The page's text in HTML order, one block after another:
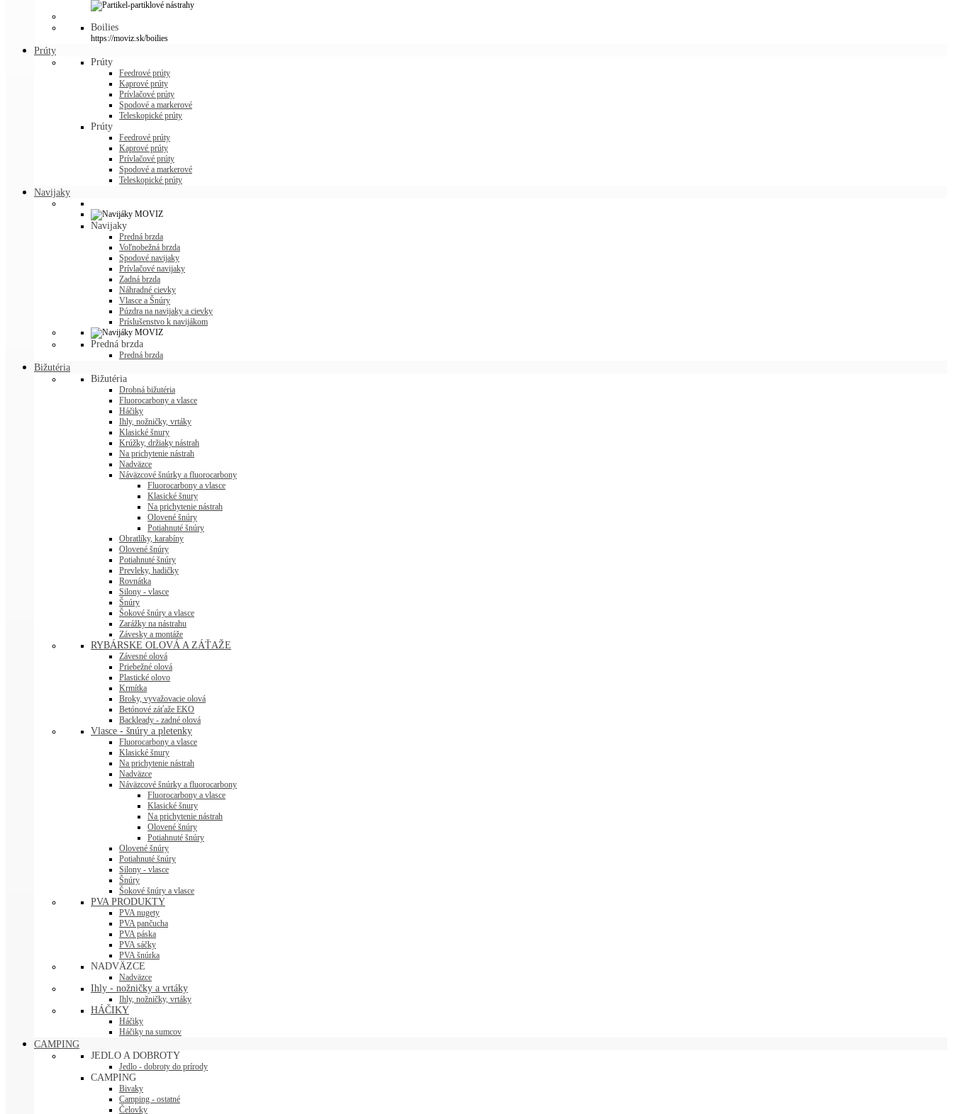
Boilies
https://moviz.sk/boilies
Prúty
Prúty
Feedrové prúty
Kaprové prúty
Prívlačové prúty
Spodové a markerové
Teleskopické prúty
Prúty
Feedrové prúty
Kaprové prúty
Prívlačové prúty
Spodové a markerové
Teleskopické prúty
Navijaky
Navijaky
Predná brzda
Voľnobežná brzda
Spodové navijaky
Prívlačové navijaky
Zadná brzda
Náhradné cievky
Vlasce a Šnúry
Púzdra na navijaky a cievky
Príslušenstvo k navijákom
Predná brzda
Predná brzda
Bižutéria
Bižutéria
Drobná bižutéria
Fluorocarbony a vlasce
Háčiky
Ihly, nožničky, vrtáky
Klasické šnury
Krúžky, držiaky nástrah
Na prichytenie nástrah
Nadväzce
Náväzcové šnúrky a fluorocarbony
Fluorocarbony a vlasce
Klasické šnury
Na prichytenie nástrah
Olovené šnúry
Potiahnuté šnúry
Obratlíky, karabíny
Olovené šnúry
Potiahnuté šnúry
Prevleky, hadičky
Rovnátka
Silony - vlasce
Šnúry
Šokové šnúry a vlasce
Zarážky na nástrahu
Závesky a montáže
RYBÁRSKE OLOVÁ A ZÁŤAŽE
Závesné olová
Priebežné olová
Plastické olovo
Krmítka
Broky, vyvažovacie olová
Betónové záťaže EKO
Backleady - zadné olová
Vlasce - šnúry a pletenky
Fluorocarbony a vlasce
Klasické šnury
Na prichytenie nástrah
Nadväzce
Náväzcové šnúrky a fluorocarbony
Fluorocarbony a vlasce
Klasické šnury
Na prichytenie nástrah
Olovené šnúry
Potiahnuté šnúry
Olovené šnúry
Potiahnuté šnúry
Silony - vlasce
Šnúry
Šokové šnúry a vlasce
PVA PRODUKTY
PVA nugety
PVA pančucha
PVA páska
PVA sáčky
PVA šnúrka
NADVÄZCE
Nadväzce
Ihly - nožničky a vrtáky
Ihly, nožničky, vrtáky
HÁČIKY
Háčiky
Háčiky na sumcov
CAMPING
JEDLO A DOBROTY
Jedlo - dobroty do prírody
CAMPING
Bivaky
Camping - ostatné
Čelovky